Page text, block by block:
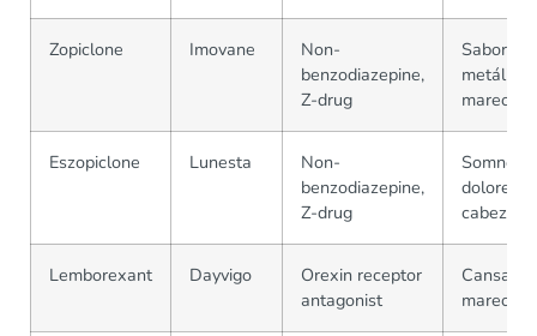
Zopiclone Imovane
Non-
benzodiazepine,
Z-drug
Sabor
metálico,
mareos
Eszopiclone Lunesta
Non-
benzodiazepine,
Z-drug
dolores
cabeza
Lemborexant Dayvigo
Orexin receptor
antagonist
mareos